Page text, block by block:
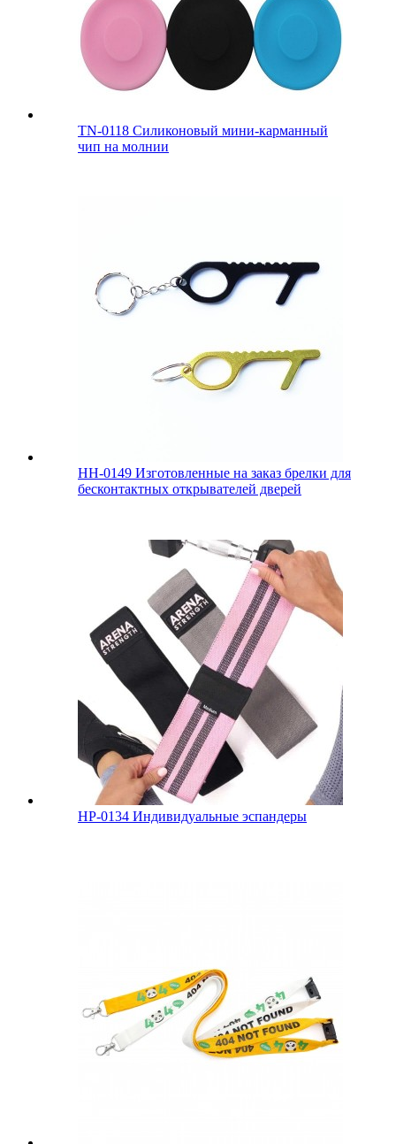
TN-0118 Силиконовый мини-карманный
чип на молнии
HH-0149 Изготовленные на заказ брелки для
бесконтактных открывателей дверей
HP-0134 Индивидуальные эспандеры